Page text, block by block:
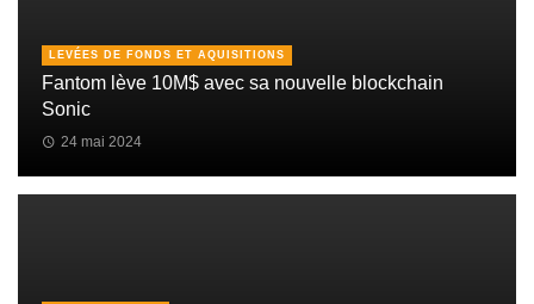
LEVÉES DE FONDS ET AQUISITIONS
Fantom lève 10M$ avec sa nouvelle blockchain
Sonic
24 mai 2024